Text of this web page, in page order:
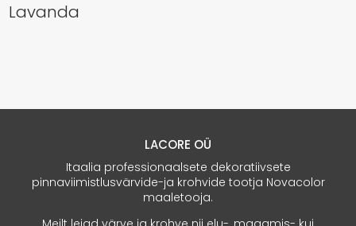
Lavanda
LACORE OÜ
Itaalia professionaalsete dekoratiivsete
pinnaviimistlusvärvide-ja krohvide tootja Novacolor
maaletooja.